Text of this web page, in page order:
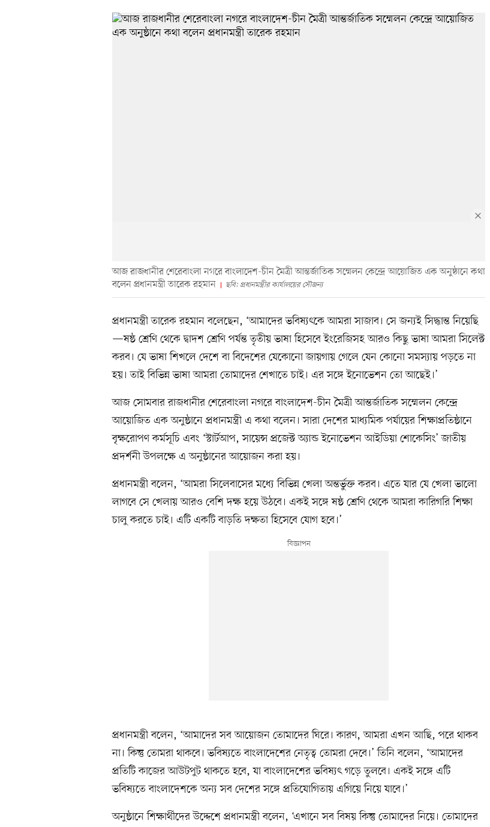
আজ রাজধানীর শেরেবাংলা নগরে বাংলাদেশ-চীন মৈত্রী আন্তর্জাতিক সম্মেলন কেন্দ্রে আয়োজিত এক অনুষ্ঠানে কথা
বলেন প্রধানমন্ত্রী তারেক রহমান
ছবি: প্রধানমন্ত্রীর কার্যালয়ের সৌজন্য
প্রধানমন্ত্রী তারেক রহমান বলেছেন, ‘আমাদের ভবিষ্যৎকে আমরা সাজাব। সে জন্যই সিদ্ধান্ত নিয়েছি
—ষষ্ঠ শ্রেণি থেকে দ্বাদশ শ্রেণি পর্যন্ত তৃতীয় ভাষা হিসেবে ইংরেজিসহ আরও কিছু ভাষা আমরা সিলেক্ট
করব। যে ভাষা শিখলে দেশে বা বিদেশের যেকোনো জায়গায় গেলে যেন কোনো সমস্যায় পড়তে না
হয়। তাই বিভিন্ন ভাষা আমরা তোমাদের শেখাতে চাই। এর সঙ্গে ইনোভেশন তো আছেই।’
আজ সোমবার রাজধানীর শেরেবাংলা নগরে বাংলাদেশ-চীন মৈত্রী আন্তর্জাতিক সম্মেলন কেন্দ্রে
আয়োজিত এক অনুষ্ঠানে প্রধানমন্ত্রী এ কথা বলেন। সারা দেশের মাধ্যমিক পর্যায়ের শিক্ষাপ্রতিষ্ঠানে
বৃক্ষরোপণ কর্মসূচি এবং ‘স্টার্টআপ, সায়েন্স প্রজেক্ট অ্যান্ড ইনোভেশন আইডিয়া শোকেসিং’ জাতীয়
প্রদর্শনী উপলক্ষে এ অনুষ্ঠানের আয়োজন করা হয়।
প্রধানমন্ত্রী বলেন, ‘আমরা সিলেবাসের মধ্যে বিভিন্ন খেলা অন্তর্ভুক্ত করব। এতে যার যে খেলা ভালো
লাগবে সে খেলায় আরও বেশি দক্ষ হয়ে উঠবে। একই সঙ্গে ষষ্ঠ শ্রেণি থেকে আমরা কারিগরি শিক্ষা
চালু করতে চাই। এটি একটি বাড়তি দক্ষতা হিসেবে যোগ হবে।’
প্রধানমন্ত্রী বলেন, ‘আমাদের সব আয়োজন তোমাদের ঘিরে। কারণ, আমরা এখন আছি, পরে থাকব
না। কিন্তু তোমরা থাকবে। ভবিষ্যতে বাংলাদেশের নেতৃত্ব তোমরা দেবে।’ তিনি বলেন, ‘আমাদের
প্রতিটি কাজের আউটপুট থাকতে হবে, যা বাংলাদেশের ভবিষ্যৎ গড়ে তুলবে। একই সঙ্গে এটি
ভবিষ্যতে বাংলাদেশকে অন্য সব দেশের সঙ্গে প্রতিযোগিতায় এগিয়ে নিয়ে যাবে।’
অনুষ্ঠানে শিক্ষার্থীদের উদ্দেশে প্রধানমন্ত্রী বলেন, ‘এখানে সব বিষয় কিন্তু তোমাদের নিয়ে। তোমাদের